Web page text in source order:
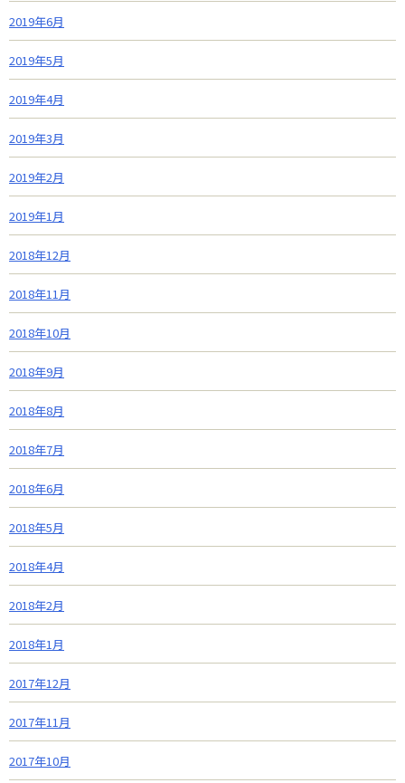
2019年6月
2019年5月
2019年4月
2019年3月
2019年2月
2019年1月
2018年12月
2018年11月
2018年10月
2018年9月
2018年8月
2018年7月
2018年6月
2018年5月
2018年4月
2018年2月
2018年1月
2017年12月
2017年11月
2017年10月